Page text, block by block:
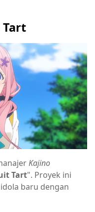
Kajino
Tart". Proyek ini
baru dengan